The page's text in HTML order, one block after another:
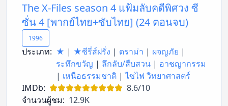
The X-Files season 4 แฟ้มลับคดีพิศวง ซี
ซั่น 4 [พากย์ไทย+ซับไทย] (24 ตอนจบ)
1996
ประเภท: ★ | ★ซีรี่ส์ฝรั่ง | ดราม่า | ผจญภัย |
ระทึกขวัญ | ลึกลับ/สืบสวน | อาชญากรรม
| เหนือธรรมชาติ |ไซไฟ วิทยาศาสตร์
IMDb:
8.6/10
จำนวนผู้ชม: 12.9K